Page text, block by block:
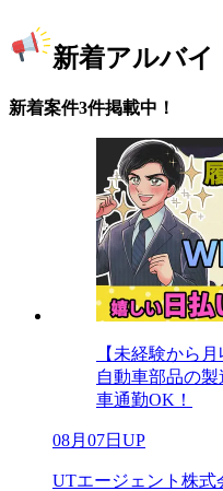
新着アルバイ
新着案件3件掲載中！
【未経験から
自動車部品の
車通勤OK！
08月07日UP
UTエージェント株